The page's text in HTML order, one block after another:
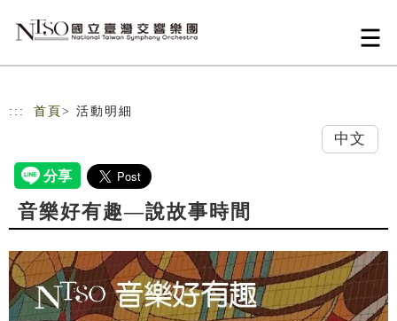
::: 首頁 > 活動明細
中文
音樂好有趣—說故事時間